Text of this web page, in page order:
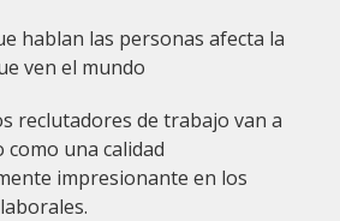
hablan las personas afecta la
ven el mundo
reclutadores de trabajo van a
como una calidad
impresionante en los